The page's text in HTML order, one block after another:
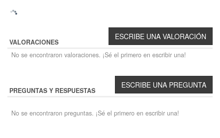
VALORACIONES
No se encontraron valoraciones. ¡Sé el primero en escribir una!
PREGUNTAS Y RESPUESTAS
No se encontraron preguntas. ¡Sé el primero en escribir una!